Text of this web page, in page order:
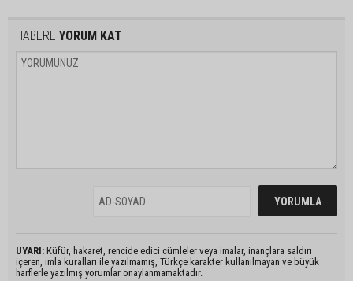
HABERE YORUM KAT
UYARI: Küfür, hakaret, rencide edici cümleler veya imalar, inançlara saldırı
içeren, imla kuralları ile yazılmamış, Türkçe karakter kullanılmayan ve büyük
harflerle yazılmış yorumlar onaylanmamaktadır.